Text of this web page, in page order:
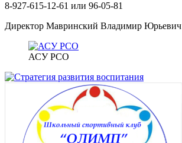
8-927-615-12-61 или 96-05-81
Директор Мавринский Владимир Юрьевич
АСУ РСО